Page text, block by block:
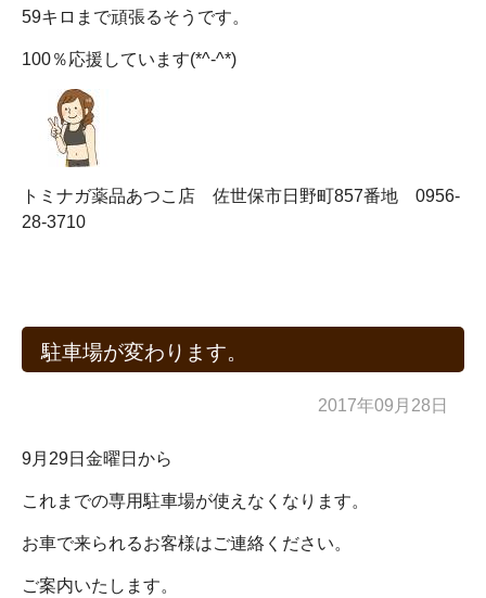
59キロまで頑張るそうです。
100％応援しています(*^-^*)
トミナガ薬品あつこ店 佐世保市日野町857番地 0956-
28-3710
駐車場が変わります。
2017年09月28日
9月29日金曜日から
これまでの専用駐車場が使えなくなります。
お車で来られるお客様はご連絡ください。
ご案内いたします。